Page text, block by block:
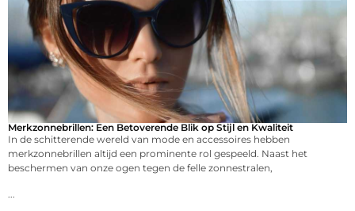
Merkzonnebrillen: Een Betoverende Blik op Stijl en Kwaliteit
In de schitterende wereld van mode en accessoires hebben
merkzonnebrillen altijd een prominente rol gespeeld. Naast het
beschermen van onze ogen tegen de felle zonnestralen,